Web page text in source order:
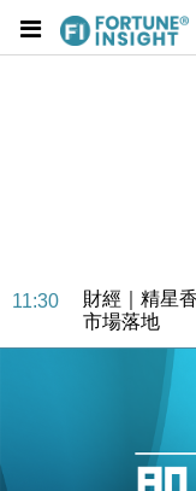
11:30
財經｜精星
市場落地
地產｜大酒
國際｜特朗
財經｜香港